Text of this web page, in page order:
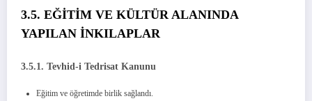
3.5. EĞİTİM VE KÜLTÜR ALANINDA
YAPILAN İNKILAPLAR
3.5.1. Tevhid-i Tedrisat Kanunu
Eğitim ve öğretimde birlik sağlandı.